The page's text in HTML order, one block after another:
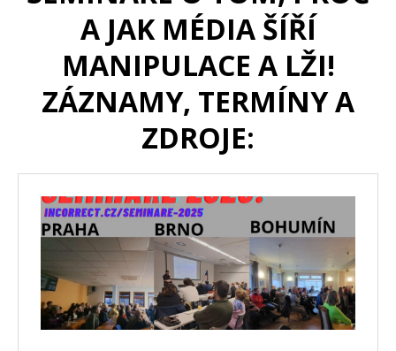
A JAK MÉDIA ŠÍŘÍ
MANIPULACE A LŽI!
ZÁZNAMY, TERMÍNY A
ZDROJE: